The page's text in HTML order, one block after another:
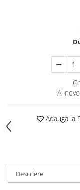
Ai
Adauga la
Descriere